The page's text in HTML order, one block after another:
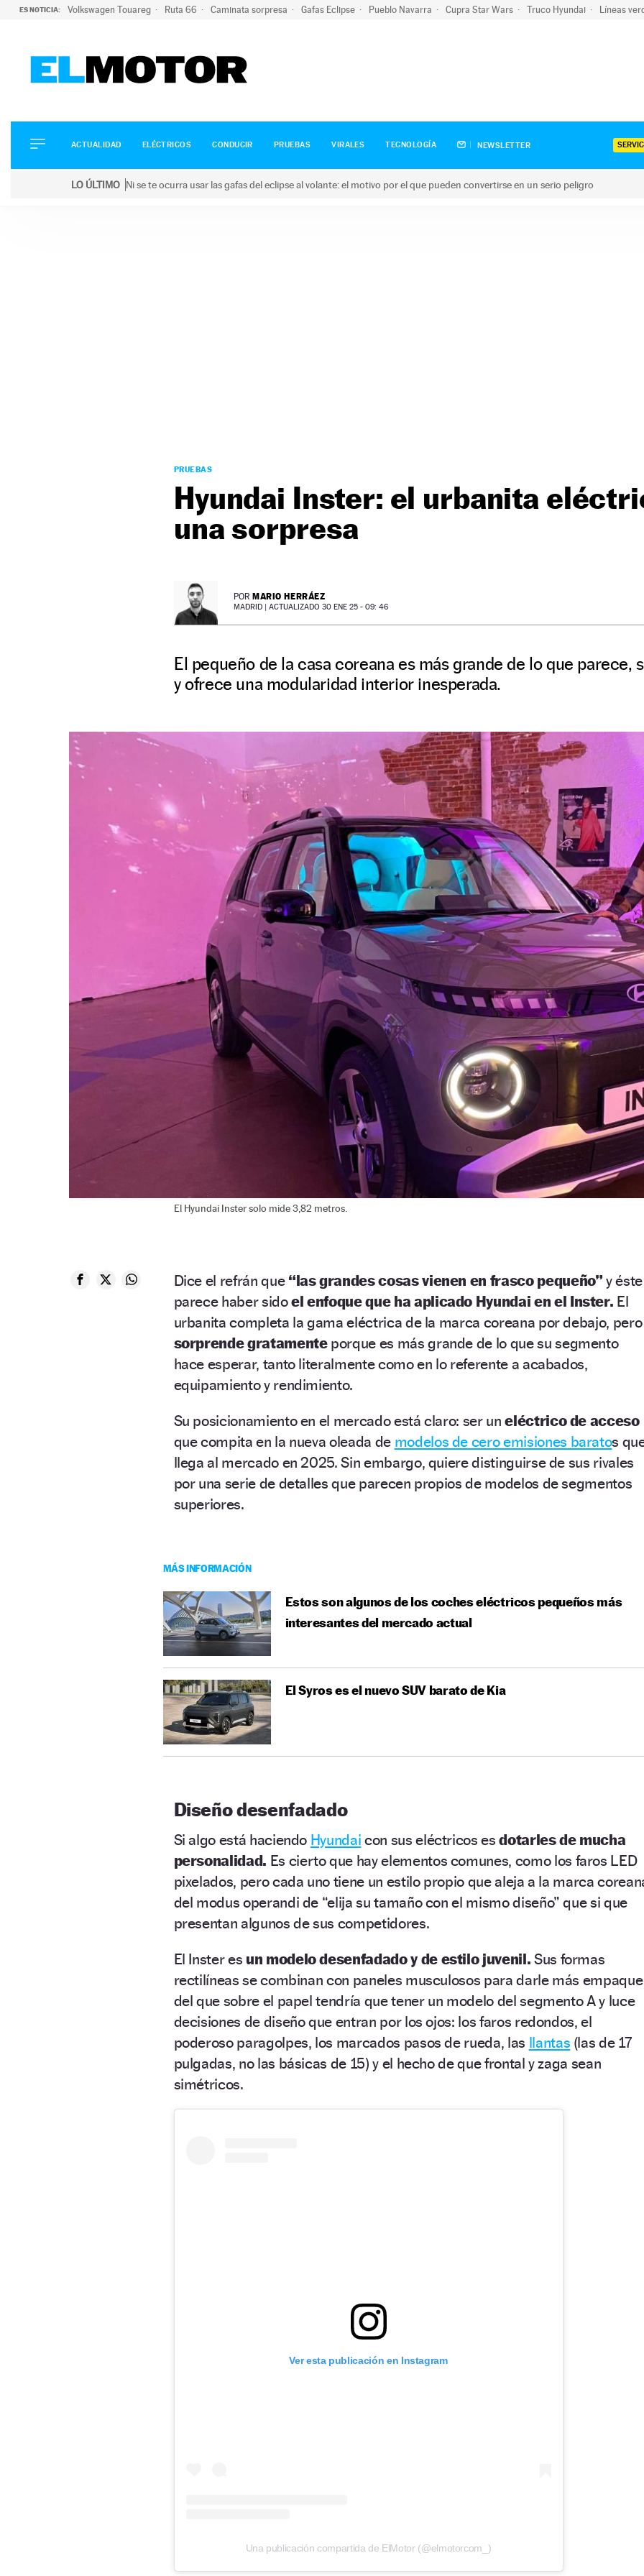
ES NOTICIA: Volkswagen Touareg Ruta 66 Caminata sorpresa Gafas Eclipse Pueblo Navarra Cupra Star Wars Truco Hyundai Líneas
ELÉCTRICOS
CONDUCIR
ACTUALIDAD ELÉCTRICOS CONDUCIR PRUEBAS VIRALES TECNOLOGÍA NEWSLETTER
LO ÚLTIMO Ni se te ocurra usar las gafas del eclipse al volante: el motivo por el que pueden convertirse en un serio peligro
PRUEBAS
Hyundai Inster: el urbanita
una sorpresa
POR MARIO HERRÁEZ
MADRID | ACTUALIZADO 30 ENE 25 - 09: 46
El pequeño de la casa coreana es más grande de lo que parece,
y ofrece una modularidad interior inesperada.
El Hyundai Inster solo mide 3,82 metros.
Dice el refrán que “las grandes cosas vienen en frasco pequeño” y éste
parece haber sidoel enfoque que ha aplicado Hyundai en el Inster. El
urbanita completa la gama eléctrica de la marca coreana por debajo, pero
sorprende gratamenteporque es más grande de lo que su segmento
hace esperar, tanto literalmente como en lo referente a acabados,
equipamiento y rendimiento.
Su posicionamiento en el mercado está claro: ser uneléctrico de acceso
que compita en la nueva oleada de modelos de cero emisiones baratos
llega al mercado en 2025. Sin embargo, quiere distinguirse de sus rivales
por una serie de detalles que parecen propios de modelos de segmentos
superiores.
MÁS INFORMACIÓN
Estos son algunos de los coches eléctricos pequeños más
interesantes del mercado actual
El Syros es el nuevo SUV barato de Kia
Diseño desenfadado
Si algo está haciendo Hyundai con sus eléctricos esdotarles de mucha
personalidad. Es cierto que hay elementos comunes, como los faros LED
pixelados, pero cada uno tiene un estilo propio que aleja a la marca
del modus operandi de “elija su tamaño con el mismo diseño” que si que
presentan algunos de sus competidores.
El Inster es un modelo desenfadado y de estilo juvenil. Sus formas
rectilíneas se combinan con paneles musculosos para darle más empaque
del que sobre el papel tendría que tener un modelo del segmento A y luce
decisiones de diseño que entran por los ojos: los faros redondos, el
poderoso paragolpes, los marcados pasos de rueda, las llantas (las de 17
pulgadas, no las básicas de 15) y el hecho de que frontal y zaga sean
simétricos.
Ver esta publicación en Instagram
Una publicación compartida de ElMotor (@elmotorcom_)